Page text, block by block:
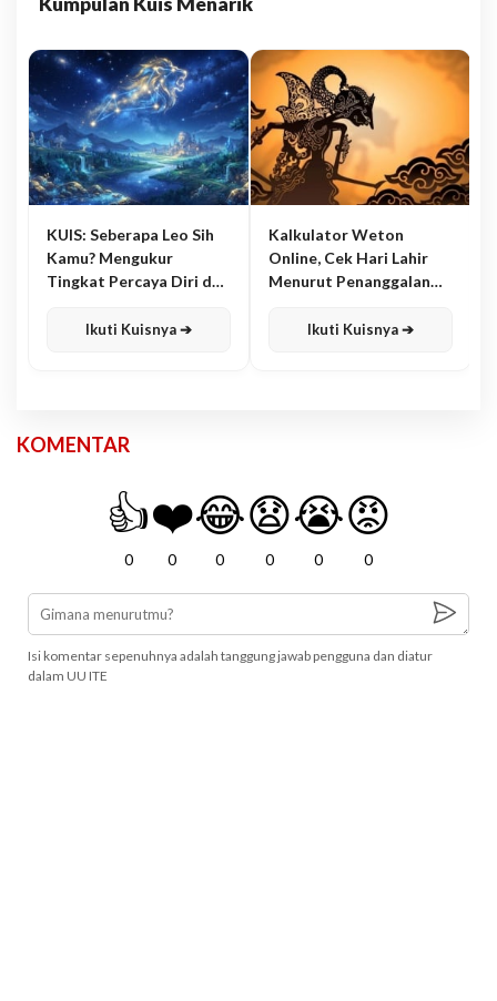
KUIS: Seberapa Leo Sih
Kamu? Mengukur
Tingkat Percaya Diri dan
Ikuti Kuisnya ➔
Kalkulator Weton
Online, Cek Hari Lahir
Menurut Penanggalan
Ikuti Kuisnya ➔
KOMENTAR
👍
0
❤️
0
😂
0
😧
0
😭
0
😡
0
Isi komentar sepenuhnya adalah tanggung jawab pengguna dan diatur
dalam UU ITE